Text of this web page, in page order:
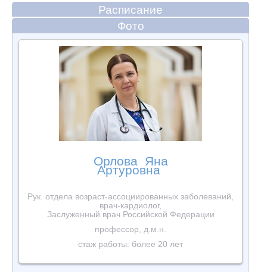
Расписание
Фото
Орлова Яна
Артуровна
Рук. отдела возраст-ассоциированных заболеваний,
врач-кардиолог,
Заслуженный врач Российской Федерации
профессор, д.м.н.
стаж работы: более 20 лет